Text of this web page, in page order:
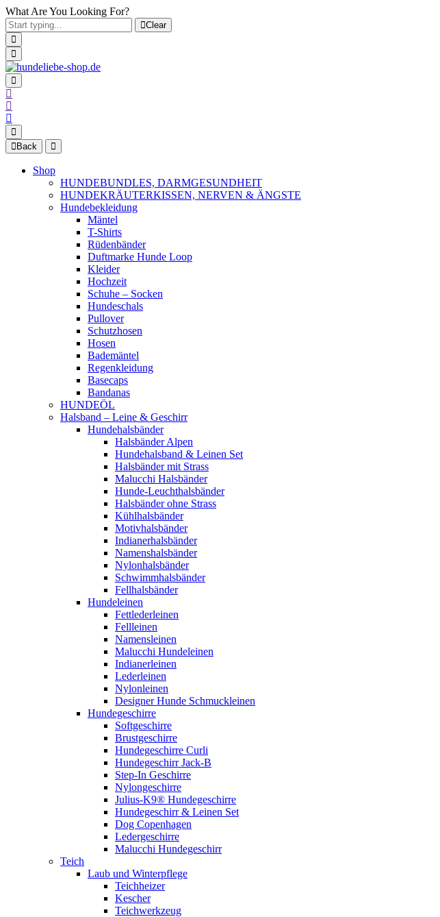
What Are You Looking For?
Clear
Back
Shop
HUNDEBUNDLES, DARMGESUNDHEIT
HUNDEKRÄUTERKISSEN, NERVEN & ÄNGSTE
Hundebekleidung
Mäntel
T-Shirts
Rüdenbänder
Duftmarke Hunde Loop
Kleider
Hochzeit
Schuhe – Socken
Hundeschals
Pullover
Schutzhosen
Hosen
Bademäntel
Regenkleidung
Basecaps
Bandanas
HUNDEÖL
Halsband – Leine & Geschirr
Hundehalsbänder
Halsbänder Alpen
Hundehalsband & Leinen Set
Halsbänder mit Strass
Malucchi Halsbänder
Hunde-Leuchthalsbänder
Halsbänder ohne Strass
Kühlhalsbänder
Motivhalsbänder
Indianerhalsbänder
Namenshalsbänder
Nylonhalsbänder
Schwimmhalsbänder
Fellhalsbänder
Hundeleinen
Fettlederleinen
Fellleinen
Namensleinen
Malucchi Hundeleinen
Indianerleinen
Lederleinen
Nylonleinen
Designer Hunde Schmuckleinen
Hundegeschirre
Softgeschirre
Brustgeschirre
Hundegeschirre Curli
Hundegeschirr Jack-B
Step-In Geschirre
Nylongeschirre
Julius-K9® Hundegeschirre
Hundegeschirr & Leinen Set
Dog Copenhagen
Ledergeschirre
Malucchi Hundegeschirr
Teich
Laub und Winterpflege
Teichheizer
Kescher
Teichwerkzeug